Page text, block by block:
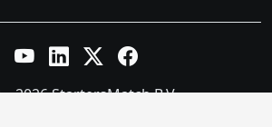
YouTubeLinkedInTwitter XFacebook
2026 StartersMatch B.V.